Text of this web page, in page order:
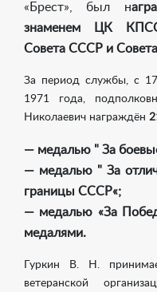
«Брест», был н
знаменем ЦК
Совета СССР и
За период службы, с
1971 года,
Николаевич награждён
— медалью " За
— медалью " За
границы СССР«;
— медалью «За
медалями.
Гуркин В. Н.
ветеранской